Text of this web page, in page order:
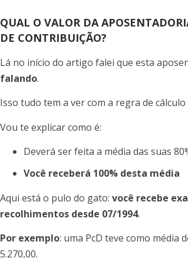
QUAL O VALOR DA
DE CONTRIBUIÇÃO?
Lá no início do artigo falei que esta
falando.
Isso tudo tem a ver com a regra de
Vou te explicar como é:
Deverá ser feita a média das suas
Você receberá 100% desta média
Aqui está o pulo do gato: você recebe
recolhimentos desde 07/1994.
Por exemplo: uma PcD teve como média
5.270,00.